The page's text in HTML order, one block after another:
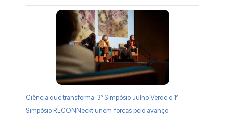
Ciência que transforma: 3º Simpósio Julho Verde e 1º
Simpósio RECONNeckt unem forças pelo avanço